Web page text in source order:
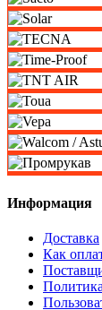
Информация
Доставка
Как